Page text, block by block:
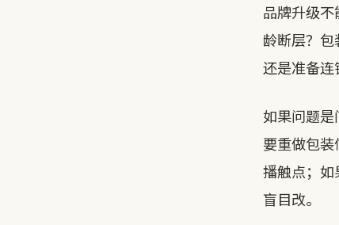
品牌升级
龄断层？包
还是准备连
如果问题
要重做包
播触点；
盲目改。